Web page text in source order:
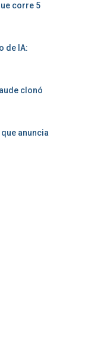
corre 5
de IA:
clonó
anuncia